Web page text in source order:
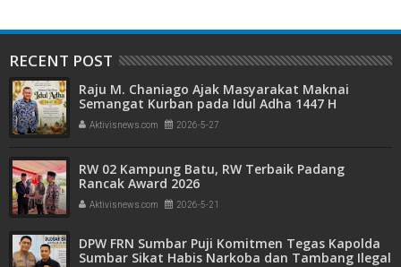
RECENT POST
Raju M. Chaniago Ajak Masyarakat Maknai
Semangat Kurban pada Idul Adha 1447 H
Aktivisnews.com 2026-5-27
RW 02 Kampung Batu, RW Terbaik Padang
Rancak Award 2026
Aktivisnews.com 2026-5-21
DPW FRN Sumbar Puji Komitmen Tegas Kapolda
Sumbar Sikat Habis Narkoba dan Tambang Ilegal